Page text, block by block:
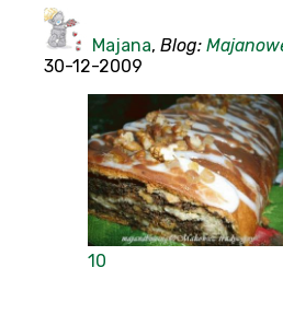
Majana, Blog:
30-12-2009
10